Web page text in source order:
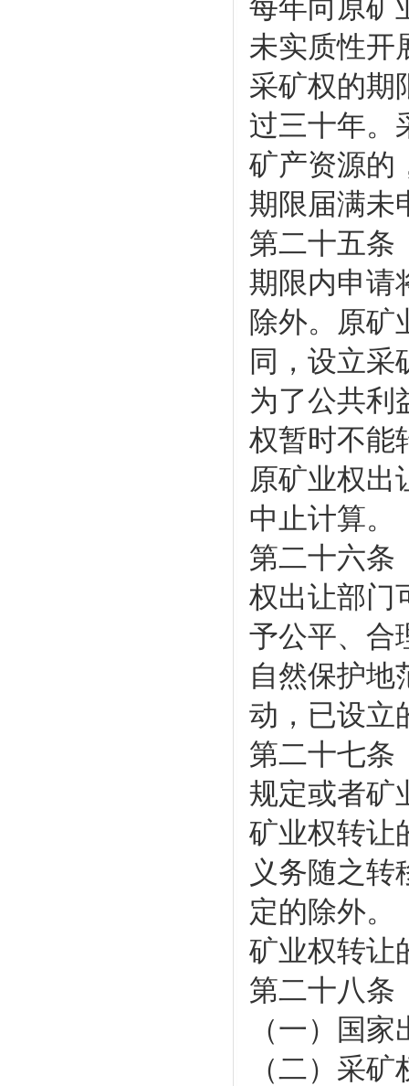
每年向原矿
未实质性开
采矿权的期
过三十年。
矿产资源的
期限届满未
第二十五
期限内申请
除外。原矿
同，设立采
为了公共利
权暂时不能
原矿业权出
中止计算。
第二十六
权出让部门
予公平、合
自然保护地
动，已设立
第二十七
规定或者矿
矿业权转让
义务随之
定的除外。
矿业权转让
第二十八
（一）国
（二）采